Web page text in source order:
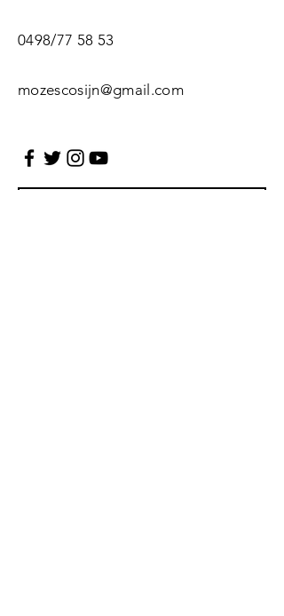
0498/77 58 53
mozescosijn@gmail.com